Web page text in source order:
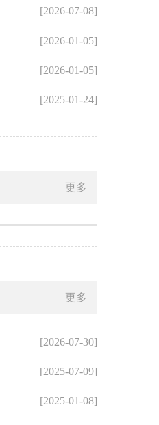
[2026-07-08]
[2026-01-05]
[2026-01-05]
[2025-01-24]
更多
更多
[2026-07-30]
[2025-07-09]
[2025-01-08]